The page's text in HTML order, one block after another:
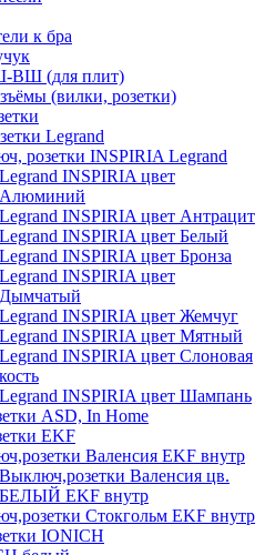
к бра
ВШ (для плит)
(вилки, розетки)
Legrand
розетки INSPIRIA Legrand
Legrand INSPIRIA цвет
Алюминий
Legrand INSPIRIA цвет Антрацит
Legrand INSPIRIA цвет Белый
Legrand INSPIRIA цвет Бронза
Legrand INSPIRIA цвет
Дымчатый
Legrand INSPIRIA цвет Жемчуг
Legrand INSPIRIA цвет Мятный
Legrand INSPIRIA цвет Слоновая
кость
Legrand INSPIRIA цвет Шампань
ASD, In Home
EKF
Валенсия EKF внутр
Выключ,розетки Валенсия цв.
БЕЛЫЙ EKF внутр
Стокгольм EKF внутр
IONICH